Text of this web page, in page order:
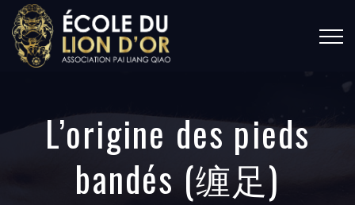
L’origine des pieds
bandés (缠足)